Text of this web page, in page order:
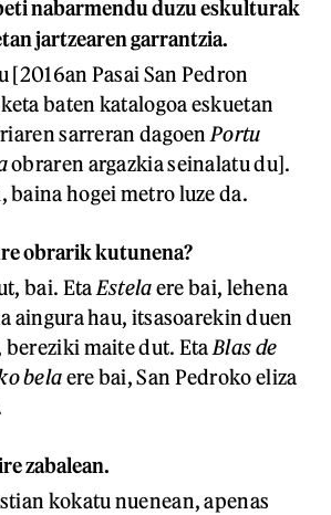
nabarmendu duzu eskulturak
jartzearen garrantzia.
[2016an Pasai San Pedron
baten katalogoa eskuetan
sarreran dagoen Portu
obraren argazkia seinalatu du].
baina hogei metro luze da.
obrarik kutunena?
bai. Eta Estelaere bai, lehena
aingura hau, itsasoarekin duen
maite dut. Eta Blas de
belaere bai, San Pedroko eliza
zabalean.
kokatu nuenean, apenas